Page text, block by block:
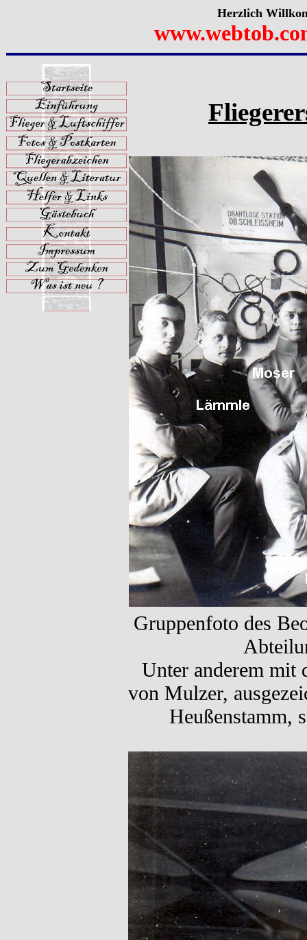
Herzlich
Gruppenfoto des
Unter anderem mit
von Mulzer,
Heußenstamm,